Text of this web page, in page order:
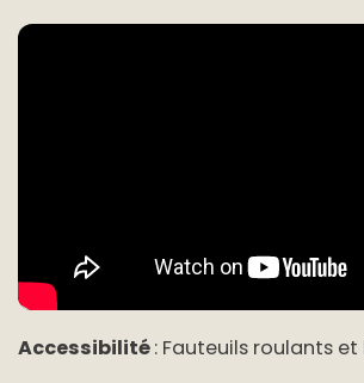
Accessibilité: Fauteuils roulants